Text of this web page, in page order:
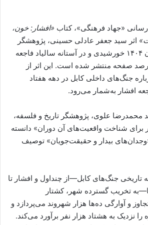
«جهاد فرهنگی»، کتاب «افشار: خون،
اثر سید جعفر عادلی حسینی، پژوهشگر
افغانستانی، در زمستان ۱۴۰۴ خورشیدی و در آستانه سالیاد فاجعه
صفحه منتشر شده است. این اثر از
جنگ‌های داخلی کابل در دهه هفتاد
افشار به‌شمار می‌رود.
محمدرضا علوی، پژوهشگر تاریخ و فلسفه،
برای شناخت واقعیت‌های آن دوران» دانسته
بیدار و حقیقت‌جویان» توصیف
تاریخی جنگ‌های کابل—از چنداول و افشار تا
تخریب گسترده شهر، کشتار
و آوارگی ده‌ها هزار شهروند می‌پردازد و
را نزدیک به هشتاد هزار نفر برآورد می‌کند.